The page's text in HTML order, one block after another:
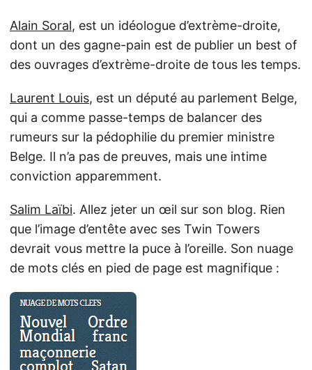
Alain Soral, est un idéologue d’extrème-droite,
dont un des gagne-pain est de publier un best of
des ouvrages d’extrème-droite de tous les temps.
Laurent Louis, est un député au parlement Belge,
qui a comme passe-temps de balancer des
rumeurs sur la pédophilie du premier ministre
Belge. Il n’a pas de preuves, mais une intime
conviction apparemment.
Salim Laïbi. Allez jeter un œil sur son blog. Rien
que l’image d’entête avec ses Twin Towers
devrait vous mettre la puce à l’oreille. Son nuage
de mots clés en pied de page est magnifique :